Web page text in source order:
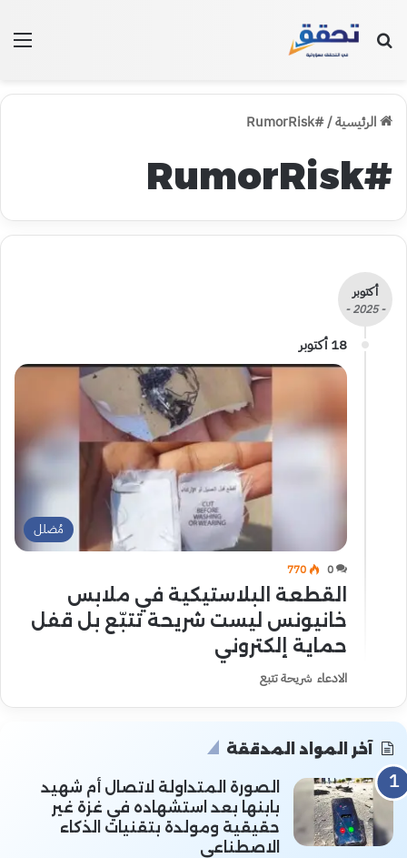
بحث عن
الرئيسية/
#RumorRisk
#RumorRisk
أكتوبر
- 2025 -
18 أكتوبر
مُضلل
0
770
القطعة البلاستيكية في ملابس
خانيونس ليست شريحة تتبّع بل قفل
حماية إلكتروني
الادعاء شريحة تتبع
آخر المواد المدققة
الصورة المتداولة لاتصال أم شهيد
بابنها بعد استشهاده في غزة غير
حقيقية ومولدة بتقنيات الذكاء
الاصطناعي